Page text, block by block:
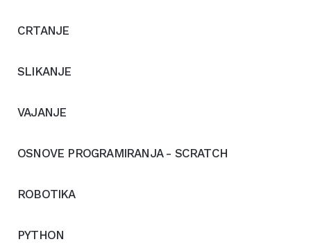
CRTANJE
SLIKANJE
VAJANJE
OSNOVE PROGRAMIRANJA - SCRATCH
ROBOTIKA
PYTHON